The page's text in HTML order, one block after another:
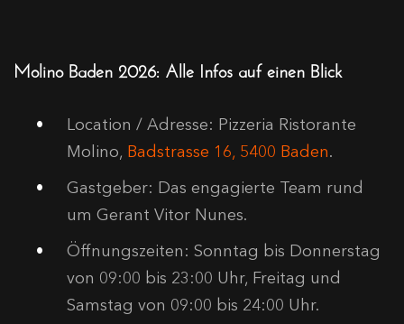
Molino Baden 2026: Alle Infos auf einen Blick
Location / Adresse: Pizzeria Ristorante
Molino, Badstrasse 16, 5400 Baden.
Gastgeber: Das engagierte Team rund
um Gerant Vitor Nunes.
Öffnungszeiten: Sonntag bis Donnerstag
von 09:00 bis 23:00 Uhr, Freitag und
Samstag von 09:00 bis 24:00 Uhr.